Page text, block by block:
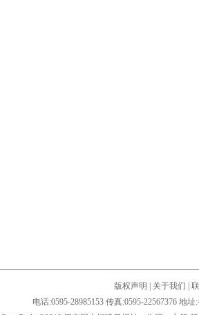
版权声明 关于我们
电话:0595-28985153 传真:0595-22567376 地